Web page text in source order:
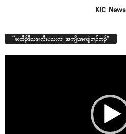
KIC News
“စးထီၣ်ဒီသဒၢလီၤပသးလၢ အကျိၤအကျဲဘၣ်ဘၣ်”